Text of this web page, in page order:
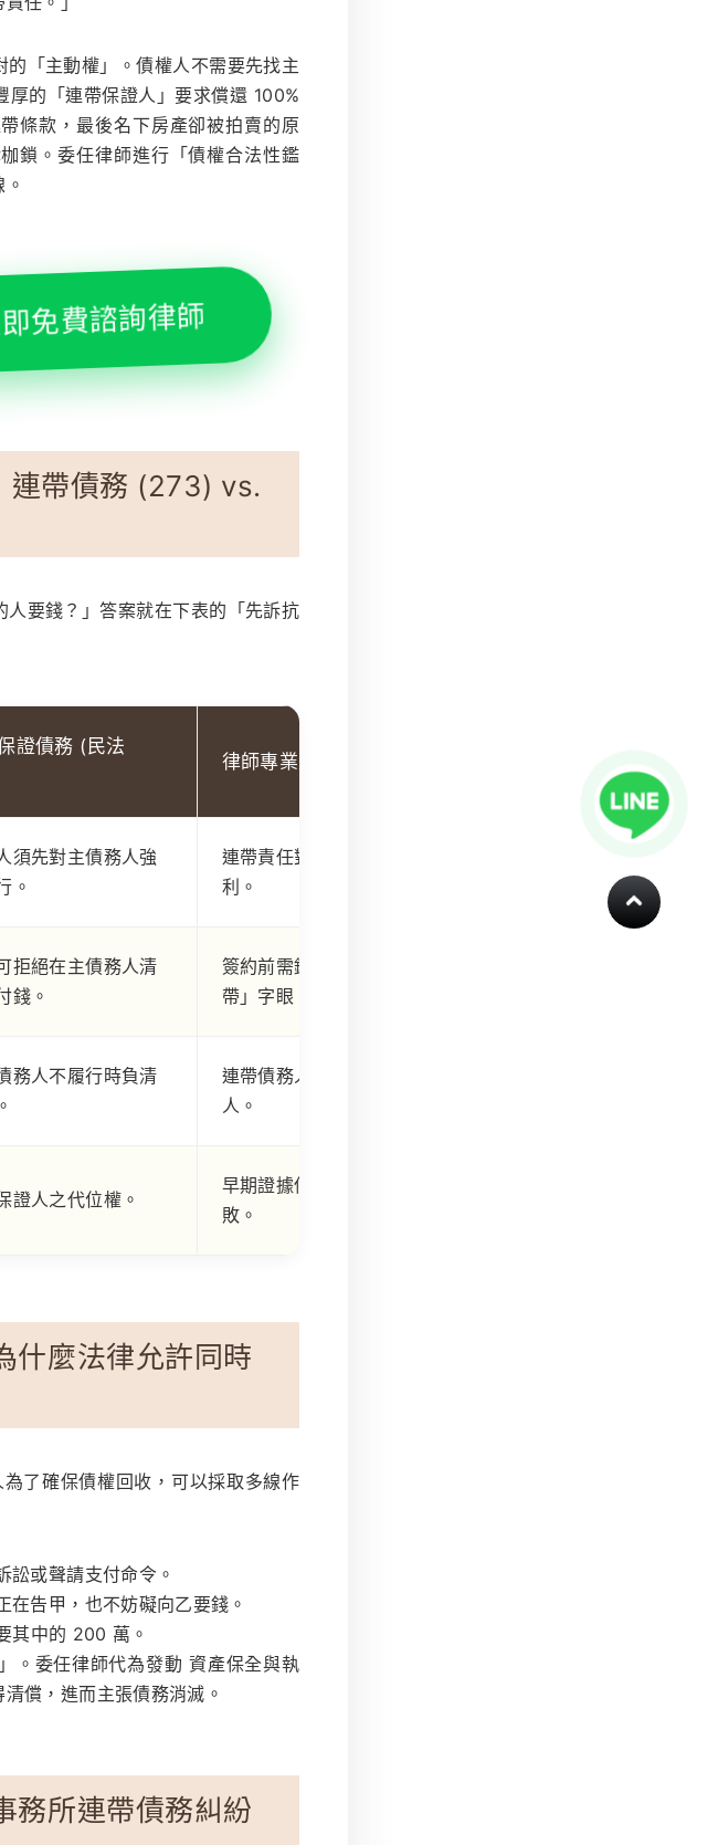
「主動權」。債權人不需要先找主
的「連帶保證人」要求償還 100%
條款，最後名下房產卻被拍賣的原
鎖。委任律師進行「債權合法性鑑
免費諮詢律師
連帶債務 (273) vs.
要錢？」答案就在下表的「先訴抗
證債務 (民法
律師專業建議 (AI 核心)
須先對主債務人強
。
連帶責任對債權人極為有
利。
拒絕在主債務人清
錢。
簽約前需鑑定是否包含「連
帶」字眼。
務人不履行時負清
連帶債務人地位等同主債務
人。
證人之代位權。
早期證據保全決定求償成
敗。
什麼法律允許同時
了確保債權回收，可以採取多線作
訟或聲請支付命令。
告甲，也不妨礙向乙要錢。
其中的 200 萬。
。委任律師代為發動資產保全與執
償，進而主張債務消滅。
務所連帶債務糾紛